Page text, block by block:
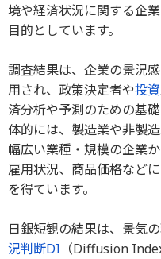
境や経済状況に関する企
目的としています。
調査結果は、企業の景況
用され、政策決定者や投資
済分析や予測のための基
体的には、製造業や非製
幅広い業種・規模の企業か
雇用状況、商品価格など
を得ています。
日銀短観の結果は、景気
況判断DI （Diffusion